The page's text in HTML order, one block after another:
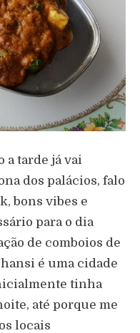
a tarde já vai
dos palácios, falo
bons vibes e
para o dia
de comboios de
é uma cidade
tinha
até porque me
locais